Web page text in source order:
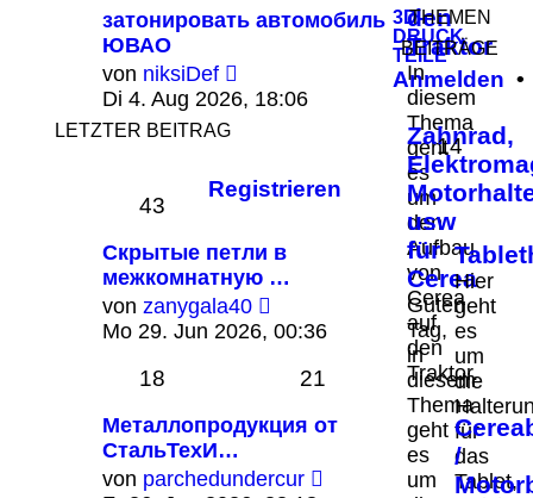
den
Traktor
In
diesem
Thema
geht
es
um
den
Aufbau
von
Cerea
auf
den
Traktor.
затонировать автомобиль
ЮВАО
von niksiDef
Beitrag
Di 4. Aug 2026, 18:06
3D-
DRUCK
TEILE
THEMEN
BEITRÄGE
LETZTER BEITRAG
Zahnrad,
usw
für
Cerea
Guten
Tag,
in
diesem
Thema
geht
es
um
14
43
Скрытые петли в
межкомнатную …
von zanygala40
Beitrag
Mo 29. Jun 2026, 00:36
Hier
geht
es
um
die
für
das
Tablet,
18 21
Металлопродукция от
СтальТехИ…
von parchedundercur
Neuester
/
Anmelden •
Registrieren